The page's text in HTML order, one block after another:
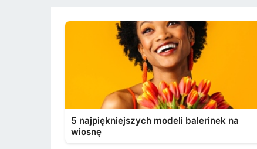
5 najpiękniejszych modeli balerinek na
wiosnę